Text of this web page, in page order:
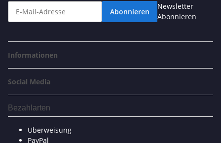
Abonnieren
Newsletter
Abonnieren
Informationen
Social Media
Bezahlarten
Überweisung
PayPal